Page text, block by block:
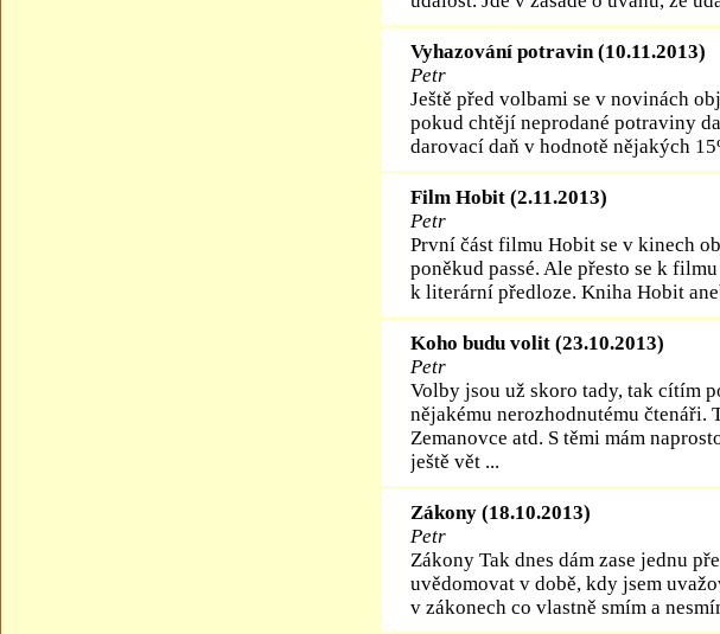
Vyhazování potravin (10.11.2013)
Petr
Ještě před volbami se v novinách
pokud chtějí neprodané potraviny
darovací daň v hodnotě nějakých
Film Hobit (2.11.2013)
Petr
První část filmu Hobit se v kinech
poněkud passé. Ale přesto se k
k literární předloze. Kniha Hobit
Koho budu volit (23.10.2013)
Petr
Volby jsou už skoro tady, tak cítím
nějakému nerozhodnutému čtenáři.
Zemanovce atd. S těmi mám
ještě vět ...
Zákony (18.10.2013)
Petr
Zákony Tak dnes dám zase jednu
uvědomovat v době, kdy jsem
v zákonech co vlastně smím a